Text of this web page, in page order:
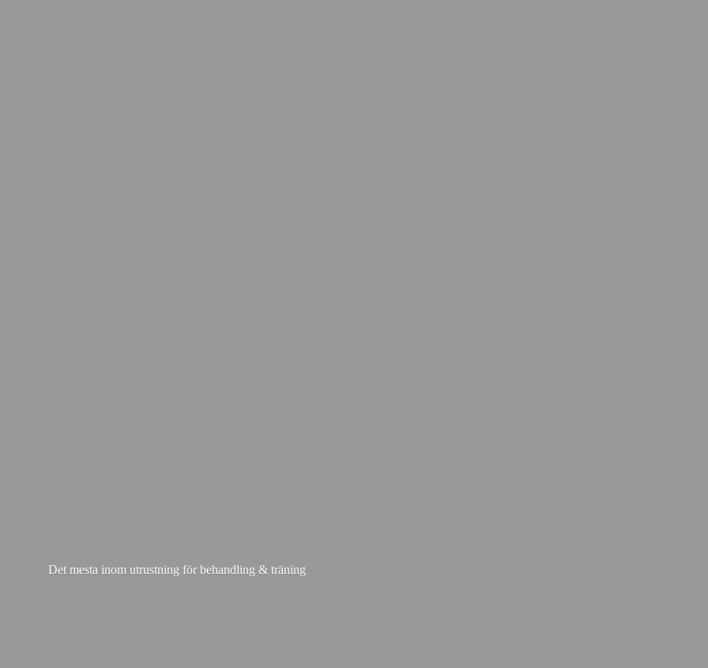
Det mesta inom utrustning för behandling & träning